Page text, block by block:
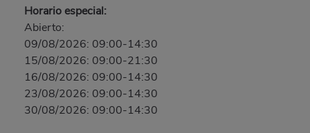
Horario especial:
Abierto:
09/08/2026: 09:00-14:30
15/08/2026: 09:00-21:30
16/08/2026: 09:00-14:30
23/08/2026: 09:00-14:30
30/08/2026: 09:00-14:30